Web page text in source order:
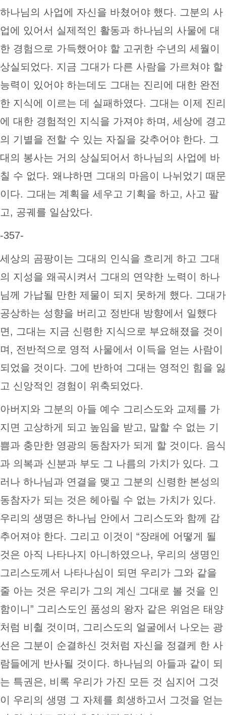
하나님의 사업에 자신을 바쳤어야 했다. 그분의 사
업에 있어서 실제적인 활동과 하나님의 사물에 대
한 경험으로 가득했어야 할 고귀한 수년의 세월이
상실되었다. 지금 그대가 다른 사람을 가르쳐야 할
능력이 있어야 하는데도 그대는 진리에 대한 완전
한 지식에 이르는 데 실패하였다. 그대는 이제 진리
에 대한 경험적인 지식을 가져야 하며, 세상에 경고
의 기별을 전할 수 있는 자질을 갖추어야 한다. 그
대의 봉사는 거의 상실되어서 하나님의 사업에 바
칠 수 없다. 왜냐하면 그대의 마음이 나뉘었기 때문
이다. 그대는 계획을 세우고 기획을 하고, 사고 팔
고, 공궤를 일삼았다.
-357-
세상의 곰팡이는 그대의 인식을 흐리게 하고 그대
의 지성을 왜곡시켜서 그대의 연약한 노력이 하나
님께 가납될 만한 제물이 되지 못하게 했다. 그대가
공상하는 성향을 버리고 정반대 방향에서 일했다
면, 그대는 지금 신령한 지식으로 부요해졌을 것이
며, 전반적으로 영적 사물에서 이득을 얻는 사람이
되었을 것이다. 그에 반하여 그대는 영적인 힘을 잃
고 신앙적인 경험이 위축되었다.
아버지와 그분의 아들 예수 그리스도와 교제를 가
지면 고상하게 되고 높임을 받고, 말할 수 없는 기
쁨과 충만한 영광의 동참자가 되게 할 것이다. 음식
과 의복과 신분과 부도 그 나름의 가치가 있다. 그
러나 하나님과 연결을 맺고 그분의 신령한 본성의
동참자가 되는 것은 헤아릴 수 없는 가치가 있다.
우리의 생명은 하나님 안에서 그리스도와 함께 감
추어져야 한다. 그리고 이것이 “장래에 어떻게 될
것은 아직 나타나지 아니하였으나, 우리의 생명인
그리스도께서 나타나심이 되면 우리가 그와 같을
줄 아는 것은 우리가 그의 계신 그대로 볼 것을 인
함이니” 그리스도인 품성의 왕자 같은 위엄은 태양
처럼 비췰 것이며, 그리스도의 얼굴에서 나오는 광
선은 그분이 순결하신 것처럼 자신을 정결케 한 사
람들에게 반사될 것이다. 하나님의 아들과 같이 되
는 특권은, 비록 우리가 가진 모든 것 심지어 그것
이 우리의 생명 그 자체를 희생하고서 그것을 얻는